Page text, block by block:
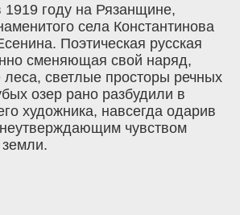
году на Рязанщине,
села Константинова
Поэтическая русская
сменяющая свой наряд,
светлые просторы речных
озер рано разбудили в
художника, навсегда одарив
чувством
земли.